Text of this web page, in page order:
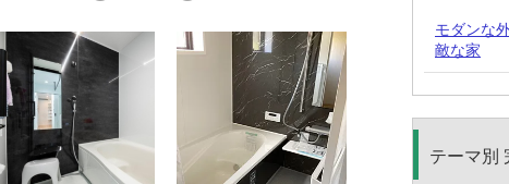
モダンな
敵な家
テーマ別